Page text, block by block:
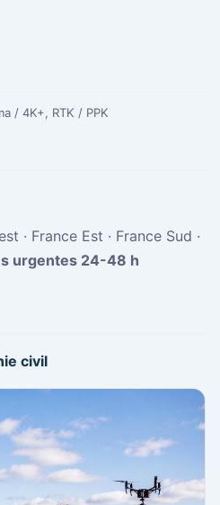
/ 4K+, RTK / PPK
· France Est · France Sud ·
urgentes 24-48 h
civil